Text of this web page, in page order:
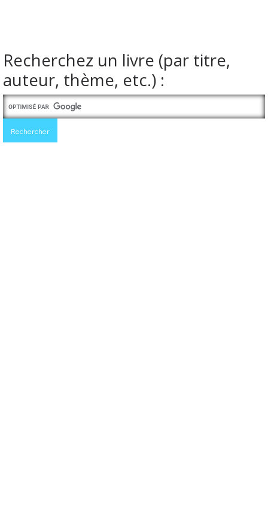
Recherchez un livre (par titre,
auteur, thème, etc.) :